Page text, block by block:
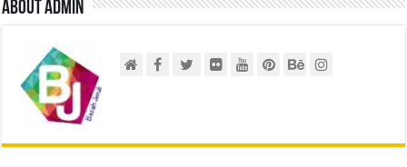
About admin